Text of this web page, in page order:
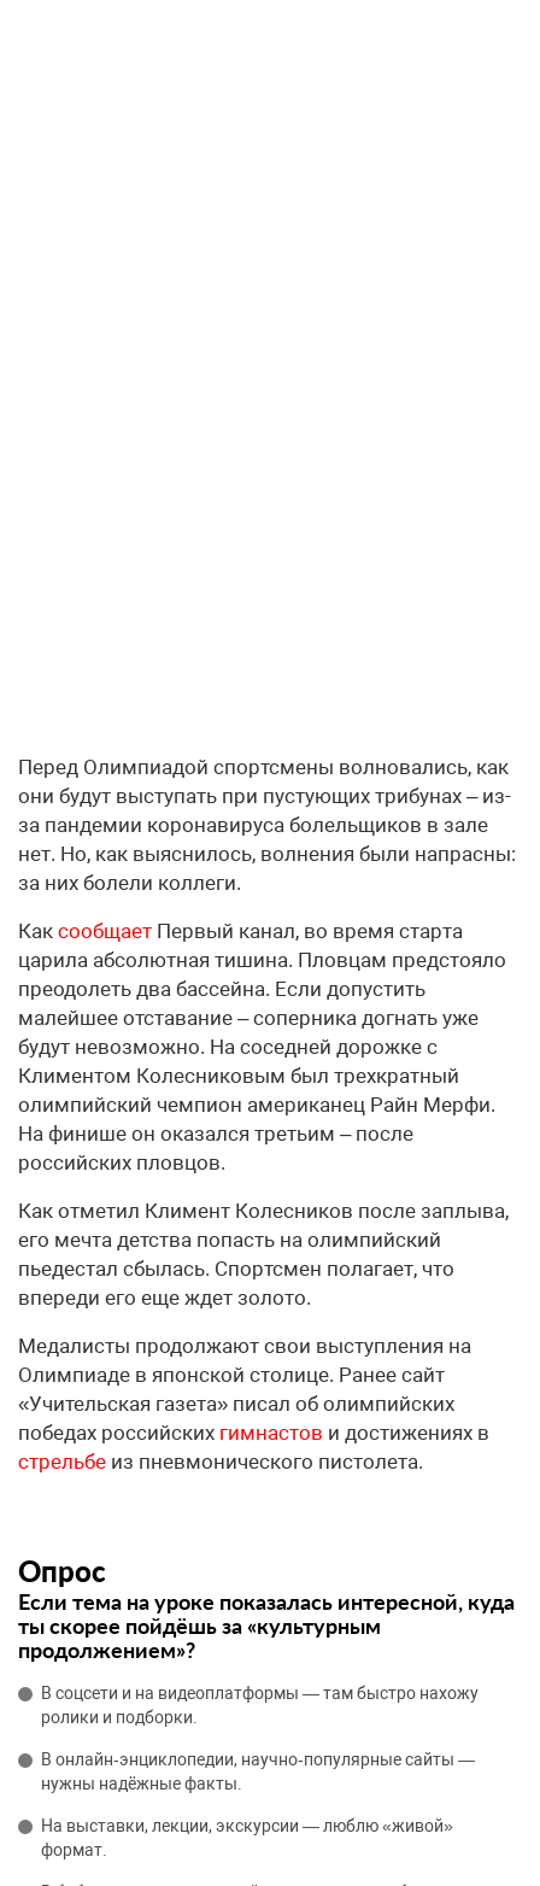
Перед Олимпиадой спортсмены волновались, как
они будут выступать при пустующих трибунах – из-
за пандемии коронавируса болельщиков в зале
нет. Но, как выяснилось, волнения были напрасны:
за них болели коллеги.
Как сообщает Первый канал, во время старта
царила абсолютная тишина. Пловцам предстояло
преодолеть два бассейна. Если допустить
малейшее отставание – соперника догнать уже
будут невозможно. На соседней дорожке с
Климентом Колесниковым был трехкратный
олимпийский чемпион американец Райн Мерфи.
На финише он оказался третьим – после
российских пловцов.
Как отметил Климент Колесников после заплыва,
его мечта детства попасть на олимпийский
пьедестал сбылась. Спортсмен полагает, что
впереди его еще ждет золото.
Медалисты продолжают свои выступления на
Олимпиаде в японской столице. Ранее сайт
«Учительская газета» писал об олимпийских
победах российских гимнастов и достижениях в
стрельбе из пневмонического пистолета.
Опрос
Если тема на уроке показалась интересной, куда
ты скорее пойдёшь за «культурным
продолжением»?
В соцсети и на видеоплатформы — там быстро нахожу
ролики и подборки.
В онлайн‑энциклопедии, научно‑популярные сайты —
нужны надёжные факты.
На выставки, лекции, экскурсии — люблю «живой»
формат.